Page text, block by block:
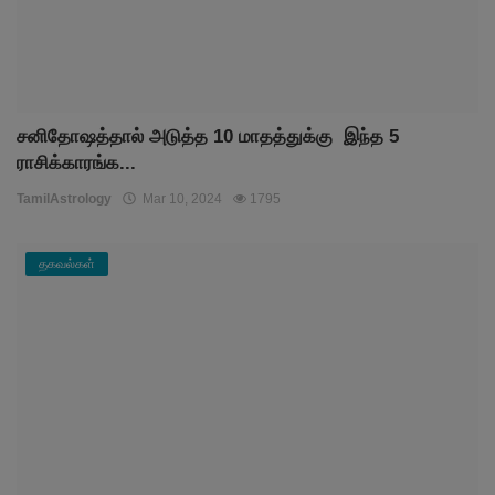
சனிதோஷத்தால் அடுத்த 10 மாதத்துக்கு இந்த 5
ராசிக்காரங்க...
TamilAstrology Mar 10, 2024 1795
தகவல்கள்